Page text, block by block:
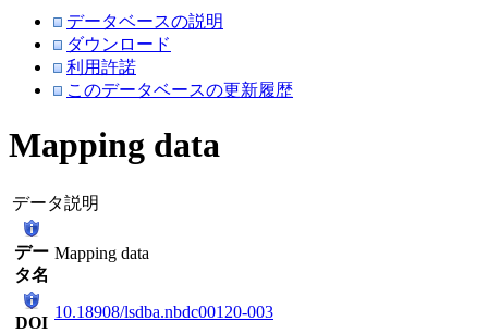
データベースの説明
ダウンロード
利用許諾
このデータベースの更新履歴
Mapping data
データ説明
デー
タ名
Mapping data
DOI
10.18908/lsdba.nbdc00120-003